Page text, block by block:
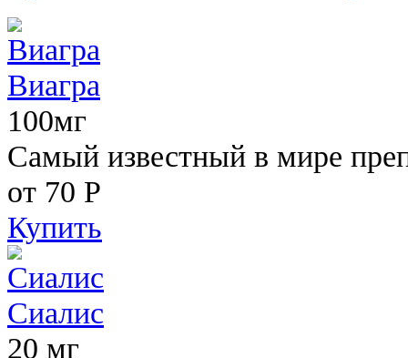
Виагра
100мг
Самый известный в мире
от 70 Р
Купить
Сиалис
20 мг